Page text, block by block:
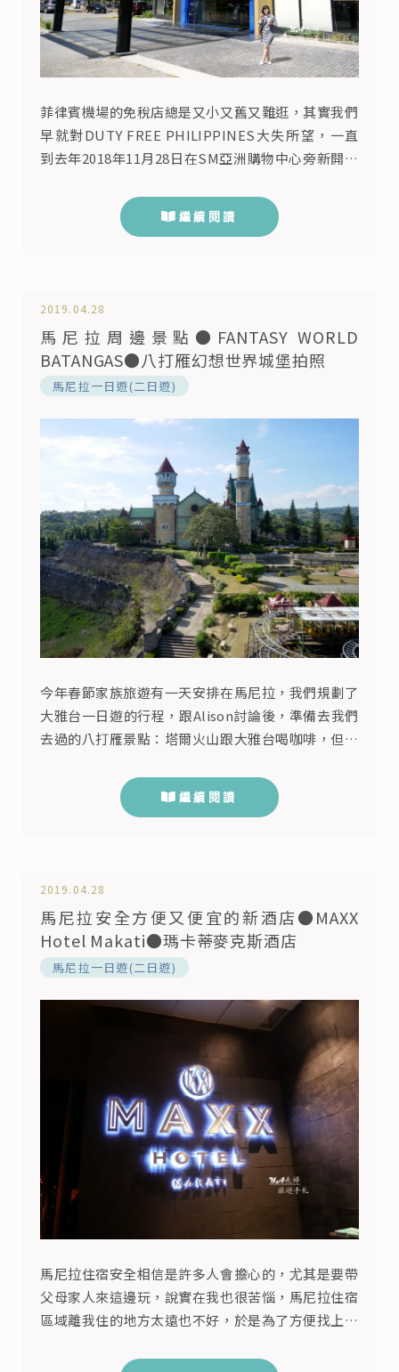
菲律賓機場的免稅店總是又小又舊又難逛，其實我們
早就對DUTY FREE PHILIPPINES大失所望，一直
到去年2018年11月28日在SM亞洲購物中心旁新開了
起興趣，於是趁著休假時間，來去SM MOA那邊踩
點，看看裡面到底有啥好逛好買！ LUXE DUTY
繼續閱讀
2019.04.28
馬尼拉周邊景點●FANTASY WORLD
BATANGAS●八打雁幻想世界城堡拍照
馬尼拉一日遊(二日遊)
今年春節家族旅遊有一天安排在馬尼拉，我們規劃了
大雅台一日遊的行程，跟Alison討論後，準備去我們
去過的八打雁景點：塔爾火山跟大雅台喝咖啡，但總
有特別想要去的地方，因為在去年2018我們都有去
過荷蘭自由行，姪子對於那邊的城堡、教堂情有獨
繼續閱讀
2019.04.28
馬尼拉安全方便又便宜的新酒店●MAXX
Hotel Makati●瑪卡蒂麥克斯酒店
馬尼拉一日遊(二日遊)
馬尼拉住宿安全相信是許多人會擔心的，尤其是要帶
父母家人來這邊玩，說實在我也很苦惱，馬尼拉住宿
區域離我住的地方太遠也不好，於是為了方便找上一
且剛完工的MAXX Hotel Makati瑪卡蒂麥克斯酒